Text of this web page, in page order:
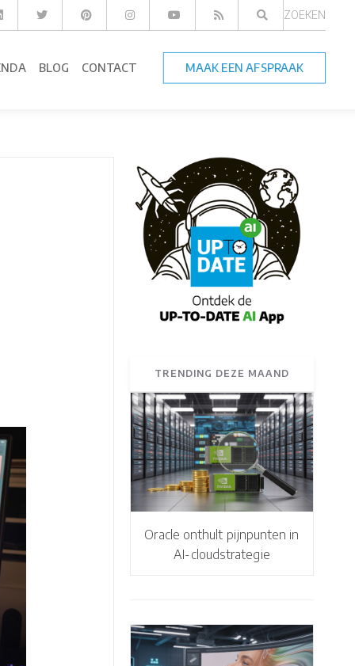
ZOEKEN
BLOG CONTACT MAAK EEN AFSPRAAK
TRENDING DEZE MAAND
Oracle onthult pijnpunten in
AI-cloudstrategie